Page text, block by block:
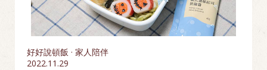
好好說頓飯 · 家人陪伴
2022.11.29